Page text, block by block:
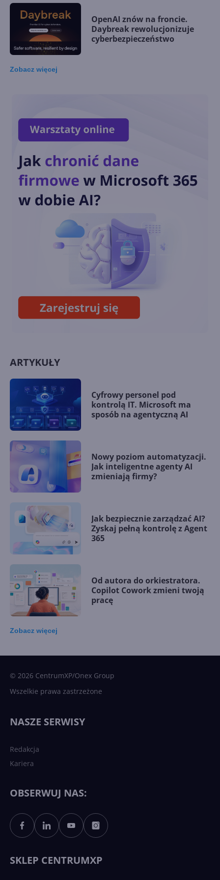
OpenAI znów na froncie.
Daybreak rewolucjonizuje
cyberbezpieczeństwo
Microsoft Authenticator
Setki Milionów Ataków
wysiłki na rzecz
cyberbezpieczeństwa:
Microsoft rozszerza
dostępność ważnej
aktualizacji Microsoft
Defender. VPN w pakiecie!
Zobacz więcej
ARTYKUŁY
Cyfrowy personel pod
kontrolą IT. Microsoft ma
sposób na agentyczną AI
Nowy poziom automatyzacji.
Jak inteligentne agenty AI
zmieniają firmy?
Jak bezpiecznie zarządzać AI?
Zyskaj pełną kontrolę z Agent
365
Od autora do orkiestratora.
Copilot Cowork zmieni twoją
pracę
Sztuczna inteligencja po
polsku. Dość barier
Zobacz więcej
© 2026 CentrumXP/Onex Group
Wszelkie prawa zastrzeżone
NASZE SERWISY
Redakcja
Kariera
OBSERWUJ NAS:
SKLEP CENTRUMXP